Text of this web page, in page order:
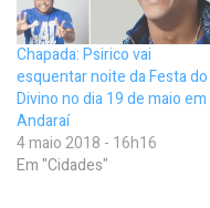
Chapada: Psirico vai
esquentar noite da Festa do
Divino no dia 19 de maio em
Andaraí
4 maio 2018 - 16h16
Em "Cidades"